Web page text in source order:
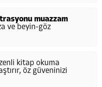
muazzam
ve beyin-göz
kitap okuma
öz güveninizi